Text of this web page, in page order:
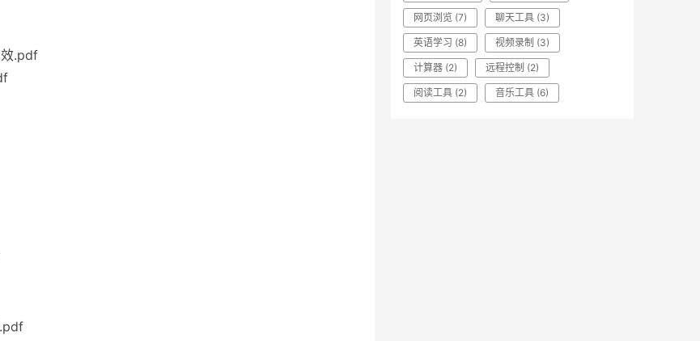
.pdf
网页浏览 (7) 聊天工具 (3)
英语学习 (8) 视频录制 (3)
计算器 (2) 远程控制 (2)
阅读工具 (2) 音乐工具 (6)